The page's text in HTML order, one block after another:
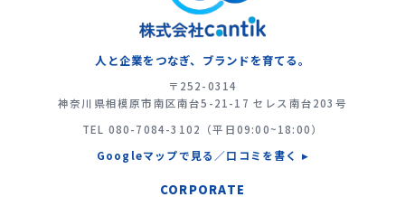
人と企業をつなぎ、ブランドを育てる。
〒252-0314
神奈川県相模原市南区南台5-21-17 セレス南台203号
TEL 080-7084-3102 （平日09:00~18:00）
Googleマップで見る／口コミを書く ▸
CORPORATE